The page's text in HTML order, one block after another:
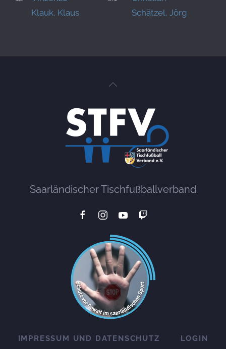
Klauk, Klaus
Schätzel, Jörg
Saarländischer Tischfußballverband
IMPRESSUM UND DATENSCHUTZ LOGIN